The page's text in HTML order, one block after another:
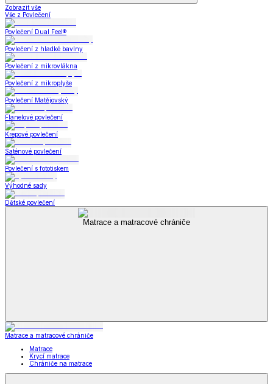
Zobrazit vše
Vše z Povlečení
Povlečení Dual Feel®
Povlečení z hladké bavlny
Povlečení z mikrovlákna
Povlečení z mikroplyše
Povlečení Matějovský
Flanelové povlečení
Krepové povlečení
Saténové povlečení
Povlečení s fototiskem
Výhodné sady
Dětské povlečení
Matrace a matracové chrániče
Matrace a matracové chrániče
Matrace
Krycí matrace
Chrániče na matrace